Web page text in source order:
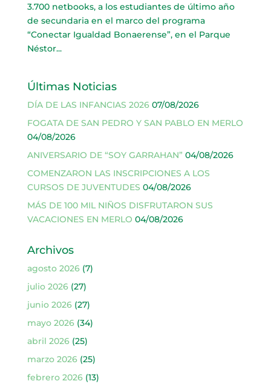
3.700 netbooks, a los estudiantes de último año
de secundaria en el marco del programa
“Conectar Igualdad Bonaerense”, en el Parque
Néstor...
Últimas Noticias
DÍA DE LAS INFANCIAS 2026 07/08/2026
FOGATA DE SAN PEDRO Y SAN PABLO EN MERLO
04/08/2026
ANIVERSARIO DE “SOY GARRAHAN” 04/08/2026
COMENZARON LAS INSCRIPCIONES A LOS
CURSOS DE JUVENTUDES 04/08/2026
MÁS DE 100 MIL NIÑOS DISFRUTARON SUS
VACACIONES EN MERLO 04/08/2026
Archivos
agosto 2026(7)
julio 2026(27)
junio 2026(27)
mayo 2026(34)
abril 2026(25)
marzo 2026(25)
febrero 2026(13)